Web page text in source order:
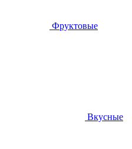
Фруктовые
Вкусные